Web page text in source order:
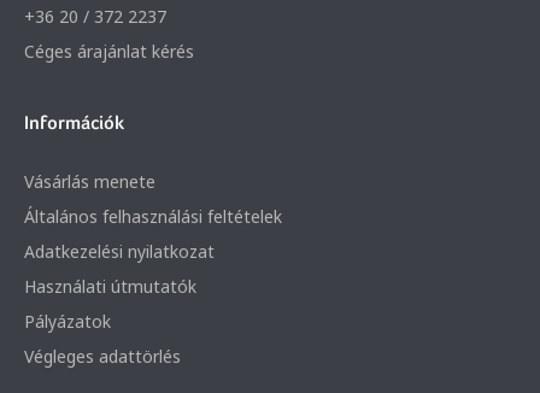
+36 20 / 372 2237
Céges árajánlat kérés
Információk
Vásárlás menete
Általános felhasználási feltételek
Adatkezelési nyilatkozat
Használati útmutatók
Pályázatok
Végleges adattörlés